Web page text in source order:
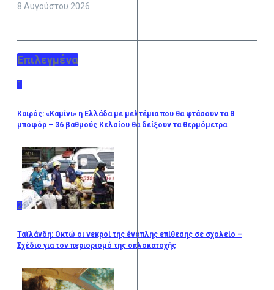
8 Αυγούστου 2026
Επιλεγμένα
1
Καιρός: «Καμίνι» η Ελλάδα με μελτέμια που θα φτάσουν τα 8
μποφόρ – 36 βαθμούς Κελσίου θα δείξουν τα θερμόμετρα
2
Ταϊλάνδη: Οκτώ οι νεκροί της ένοπλης επίθεσης σε σχολείο –
Σχέδιο για τον περιορισμό της οπλοκατοχής